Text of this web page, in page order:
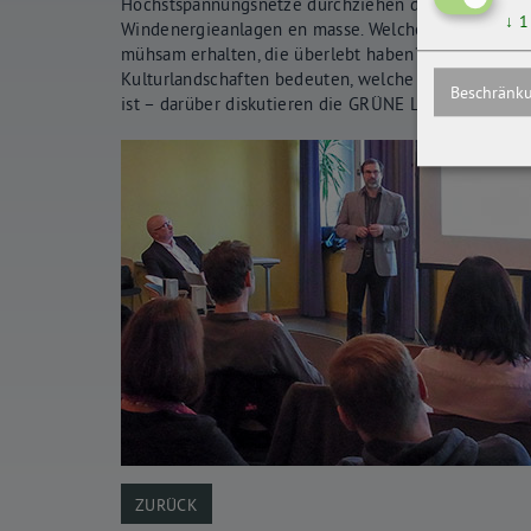
Windenergieanlagen en masse. Welchen Wert
mühsam erhalten, die überlebt haben? Ist
Kulturlandschaften bedeuten, welche wir erhalten
ist – darüber diskutieren die GRÜNE LIGA mit
ZURÜCK
↓ 1